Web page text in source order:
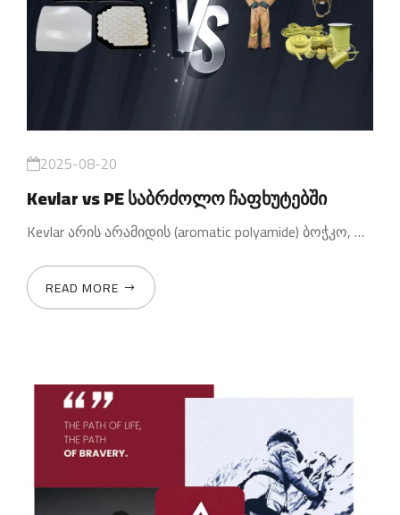
2025-08-20
Kevlar vs PE საბრძოლო ჩაფხუტებში
Kevlar არის არამიდის (aromatic polyamide) ბოჭკო, რომელსაც ახასიათებს
READ MORE